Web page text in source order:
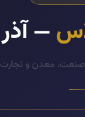
— آذر ۱۴۰۲
صنعت، معدن و تجارت